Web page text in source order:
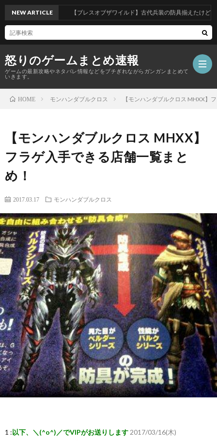
怒りのゲームまとめ速報
ゲームの最新攻略やネタバレ情報などをブチぎれながらガンガンまとめて
いきます。
ム
ま
と
め
速
報】
NEW ARTICLE 【ブレスオブザワイルド】古代兵装の防具揃えたけど武器
HOME モンハンダブルクロス 【モンハンダブルクロス MHXX】
【モンハンダブルクロス MHXX】
フラゲ入手できる店舗一覧まと
め！
2017.03.17 モンハンダブルクロス
1 :以下、＼(^o^)／でVIPがお送りします 2017/03/16(木)